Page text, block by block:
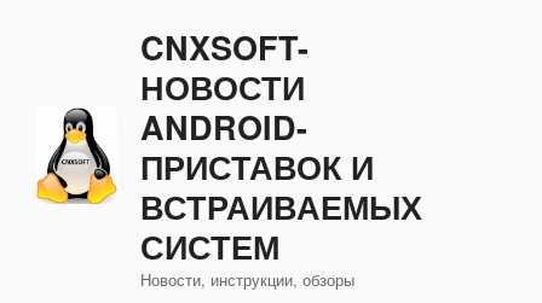
CNXSOFT-
НОВОСТИ
ANDROID-
ПРИСТАВОК И
ВСТРАИВАЕМЫХ
СИСТЕМ
Новости, инструкции, обзоры